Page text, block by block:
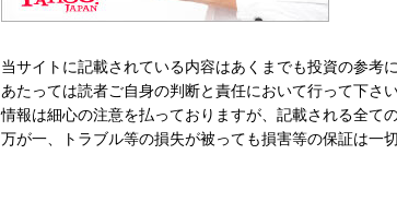
当サイトに記載されている内容はあくまでも投資の参考
あたっては読者ご自身の判断と責任において行って下さ
情報は細心の注意を払っておりますが、記載される全て
万が一、トラブル等の損失が被っても損害等の保証は一